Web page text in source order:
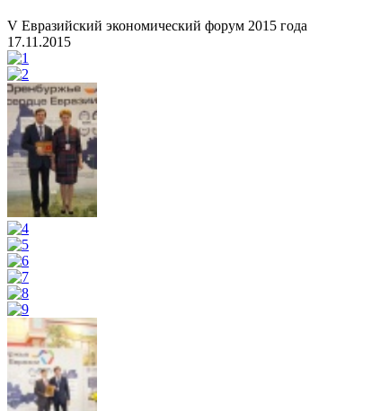
V Евразийский экономический форум 2015 года
17.11.2015